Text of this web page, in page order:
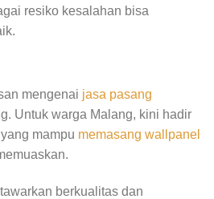
resiko kesalahan bisa
mengenai jasa pasang
Untuk warga Malang, kini hadir
mampu memasang wallpanel
berkualitas dan